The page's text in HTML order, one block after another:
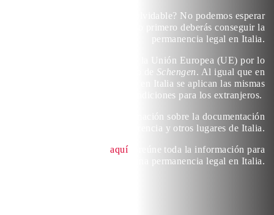
¿Listo para una experiencia inolvidable? No podemos esperar
a que estés aquí, pero primero deberás conseguir la
permanencia legal en Italia.
Italia es un país miembro de la Unión Europea (UE) por lo
Schengen. Al igual que en
los demás países de la UE, en Italia se aplican las mismas
condiciones para los extranjeros.
Aquí encontrarás información sobre la documentación
necesaria para residir en Florencia y otros lugares de Italia.
Echa un vistazoaquíy reúne toda la información para
solicitar tus documentos para una permanencia legal en Italia.